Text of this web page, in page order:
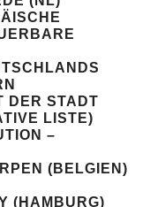
DER STADT
LISTE)
–
(BELGIEN)
(HAMBURG)